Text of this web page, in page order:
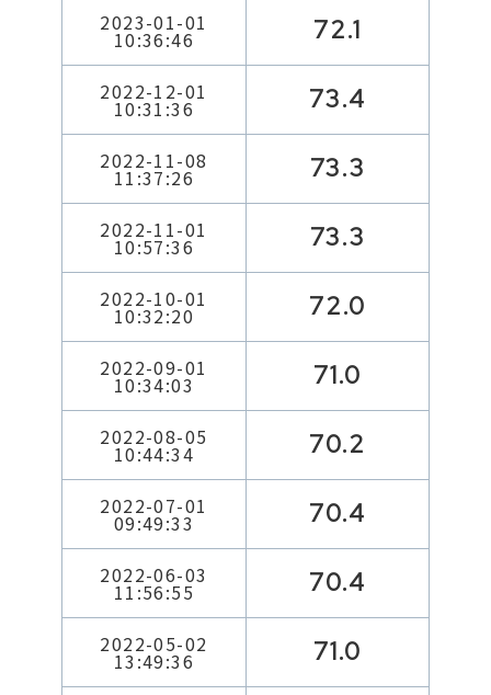
2023-01-01
10:36:46 72.1
2022-12-01
10:31:36 73.4
2022-11-08
11:37:26 73.3
2022-11-01
10:57:36 73.3
2022-10-01
10:32:20 72.0
2022-09-01
10:34:03 71.0
2022-08-05
10:44:34 70.2
2022-07-01
09:49:33 70.4
2022-06-03
11:56:55 70.4
2022-05-02
13:49:36 71.0